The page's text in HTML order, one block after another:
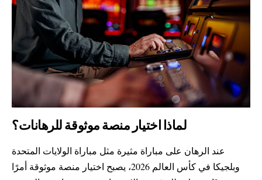
لماذا اختيار منصة موثوقة للرهانات؟
عند الرهان على مباراة مثيرة مثل مباراة الولايات المتحدة
وبلجيكا في كأس العالم 2026، يصبح اختيار منصة موثوقة أمرًا